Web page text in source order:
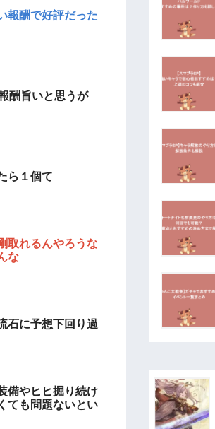
報酬で好評だった
酬旨いと思うが
ら１個て
取れるんやろうな
な
石に予想下回り過
備やヒヒ掘り続け
ても問題ないとい